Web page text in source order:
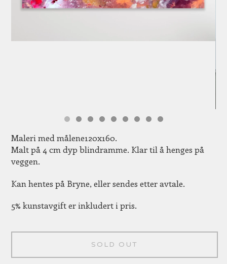
Maleri med målene120x160.
Malt på 4 cm dyp blindramme. Klar til å henges på
veggen.
Kan hentes på Bryne, eller sendes etter avtale.
5% kunstavgift er inkludert i pris.
SOLD OUT